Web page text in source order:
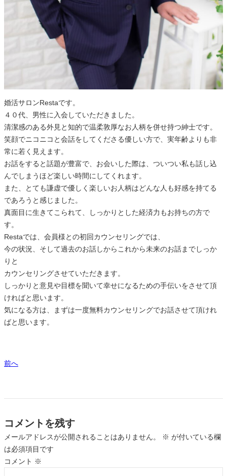
婚活サロンRestaです。
４０代、男性に入会していただきました。
清潔感のある外見と知的で温柔敦厚なお人柄を併せ持つ紳士です。
笑顔でニコニコと会話をしてくださる優しい方で、実年齢よりも非
常に若く見えます。
お話をすると話題が豊富で、お会いした際は、ついつい私も話し込
んでしまうほど楽しい時間にしてくれます。
また、とても謙虚で優しく楽しいお人柄はどんな人も好感を持てる
であろうと感じました。
真面目に生きてこられて、しっかりとした経済力もお持ちの方で
す。
Restaでは、会員様との初回カウンセリングでは、
今の状況、そして過去のお話しからこれから未来のお話までしっか
りと
カウンセリングさせていただきます。
しっかりと意見や目標を聞いて幸せになるための手伝いをさせて頂
ければと思います。
気になる方は、まずは一度無料カウンセリングでお話させて頂けれ
ばと思います。
前へ
コメントを残す
メールアドレスが公開されることはありません。 ※ が付いている欄
は必須項目です
コメント ※